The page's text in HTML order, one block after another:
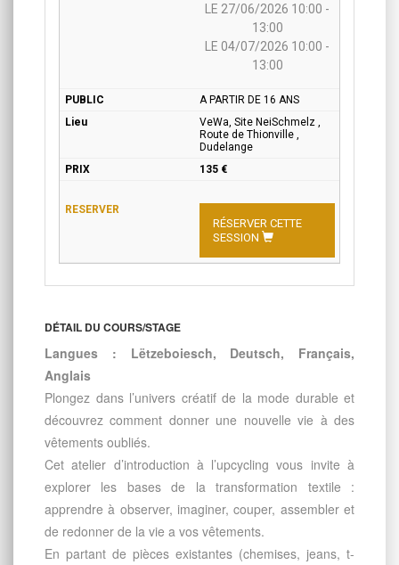
LE 27/06/2026 10:00 -
13:00
LE 04/07/2026 10:00 -
13:00
A PARTIR DE 16 ANS
VeWa, Site NeiSchmelz ,
Route de Thionville ,
Dudelange
135 €
RÉSERVER CETTE
SESSION
DÉTAIL DU COURS/STAGE
Langues : Lëtzeboiesch, Deutsch, Français,
Anglais
Plongez dans l’univers créatif de la mode durable et
découvrez comment donner une nouvelle vie à des
vêtements oubliés.
Cet atelier d’introduction à l’upcycling vous invite à
explorer les bases de la transformation textile :
apprendre à observer, imaginer, couper, assembler et
de redonner de la vie a vos vêtements.
En partant de pièces existantes (chemises, jeans, t-